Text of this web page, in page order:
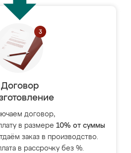
Договор
договор,
в размере 10% от суммы
заказ в производство.
в рассрочку без %.